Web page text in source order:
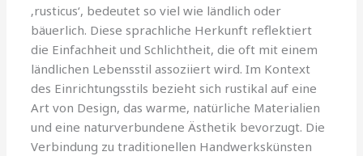
‚rusticus‘, bedeutet so viel wie ländlich oder
bäuerlich. Diese sprachliche Herkunft reflektiert
die Einfachheit und Schlichtheit, die oft mit einem
ländlichen Lebensstil assoziiert wird. Im Kontext
des Einrichtungsstils bezieht sich rustikal auf eine
Art von Design, das warme, natürliche Materialien
und eine naturverbundene Ästhetik bevorzugt. Die
Verbindung zu traditionellen Handwerkskünsten